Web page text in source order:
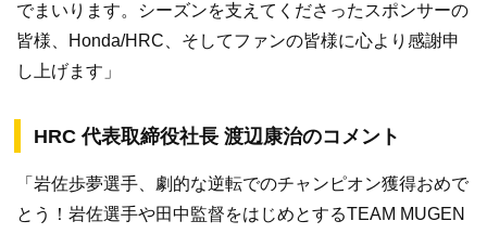
でまいります。シーズンを支えてくださったスポンサーの
皆様、Honda/HRC、そしてファンの皆様に心より感謝申
し上げます」
HRC 代表取締役社長 渡辺康治のコメント
「岩佐歩夢選手、劇的な逆転でのチャンピオン獲得おめで
とう！岩佐選手や田中監督をはじめとするTEAM MUGEN